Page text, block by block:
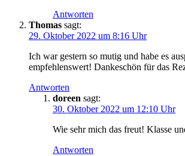
Antworten
Thomas sagt:
29. Oktober 2022 um 8:16 Uhr
Ich war gestern so mutig und habe es
empfehlenswert! Dankeschön für das
Antworten
doreen sagt:
30. Oktober 2022 um 12:10 Uhr
Wie sehr mich das freut! Klasse
Antworten